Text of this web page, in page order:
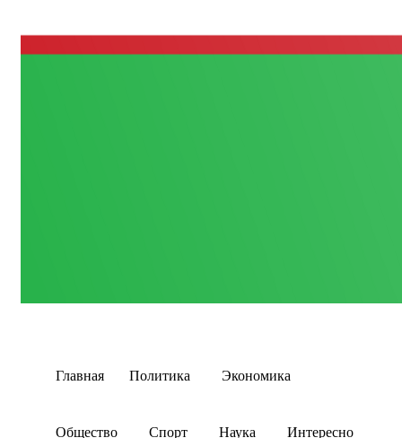
Главная Политика Экономика
Общество Спорт Наука Интересно